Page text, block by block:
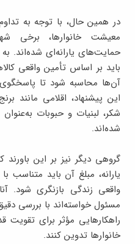
در همین حال، با توجه به
معیشت خانوارها، برخی
حمایت‌های یارانه‌ای شده‌اند.
باید بر اساس تأمین واقعی
آن‌ها محاسبه شود تا پاسخگوی
این پیشنهاد، اقلامی مانند
شکر، لبنیات و حبوبات
شده‌اند.
گروهی دیگر نیز بر این
یارانه، مبلغ آن باید متناسب
واقعی زندگی بازنگری شود.
مسئول خواسته‌اند با بررسی
راهکارهایی مؤثر برای
خانوارها تدوین کنند.